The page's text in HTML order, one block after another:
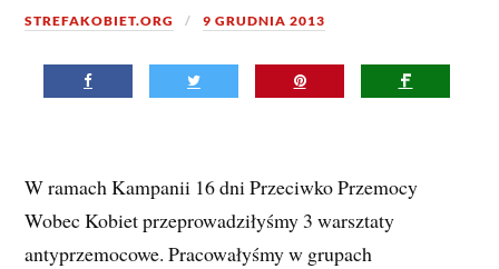
STREFAKOBIET.ORG 9 GRUDNIA 2013
W ramach Kampanii 16 dni Przeciwko Przemocy
Wobec Kobiet przeprowadziłyśmy 3 warsztaty
antyprzemocowe. Pracowałyśmy w grupach